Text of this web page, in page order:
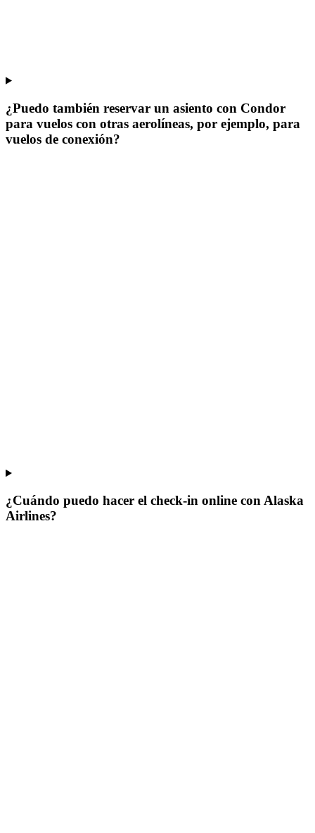
¿Puedo también reservar un asiento con Condor
para vuelos con otras aerolíneas, por ejemplo, para
vuelos de conexión?
¿Cuándo puedo hacer el check-in online con Alaska
Airlines?